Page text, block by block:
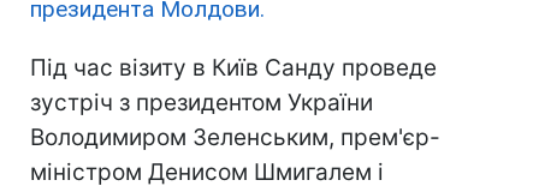
президента Молдови.
Під час візиту в Київ Санду проведе
зустріч з президентом України
Володимиром Зеленським, прем'єр-
міністром Денисом Шмигалем і